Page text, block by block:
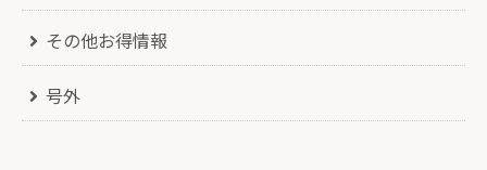
その他お得情報
号外